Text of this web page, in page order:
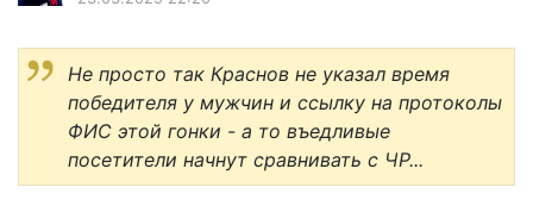
Не просто так Краснов не указал время
победителя у мужчин и ссылку на протоколы
ФИС этой гонки - а то въедливые
посетители начнут сравнивать с ЧР...